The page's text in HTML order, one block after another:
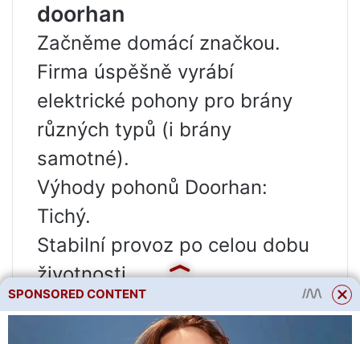
doorhan
Začněme domácí značkou.
Firma úspěšně vyrábí
elektrické pohony pro brány
různých typů (i brány
samotné).
Výhody pohonů Doorhan:
Tichý.
Stabilní provoz po celou dobu
životnosti.
Vhodné pro různé teplotní
podmínky (úspěšně pracujte
SPONSORED CONTENT